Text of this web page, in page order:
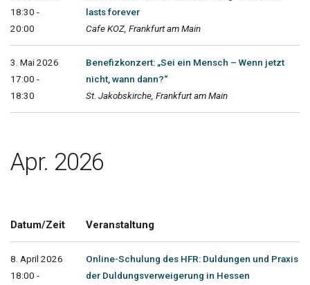
18:30 -
20:00
lasts forever
Cafe KOZ, Frankfurt am Main
3. Mai 2026
17:00 -
18:30
Benefizkonzert: „Sei ein Mensch – Wenn jetzt
nicht, wann dann?“
St. Jakobskirche, Frankfurt am Main
Apr. 2026
Datum/Zeit Veranstaltung
8. April 2026
18:00 -
Online-Schulung des HFR: Duldungen und Praxis
der Duldungsverweigerung in Hessen